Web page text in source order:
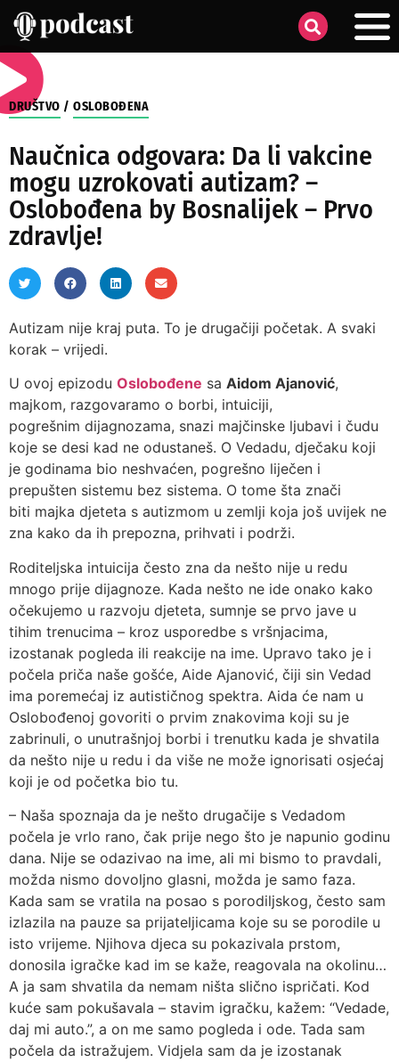
DRUŠTVO / OSLOBOĐENA
Naučnica odgovara: Da li vakcine
mogu uzrokovati autizam? –
Oslobođena by Bosnalijek – Prvo
zdravlje!
Autizam nije kraj puta. To je drugačiji početak. A svaki
korak – vrijedi.
U ovoj epizodu Oslobođene sa Aidom Ajanović,
majkom, razgovaramo o borbi, intuiciji,
pogrešnim dijagnozama, snazi majčinske ljubavi i čudu
koje se desi kad ne odustaneš. O Vedadu, dječaku koji
je godinama bio neshvaćen, pogrešno liječen i
prepušten sistemu bez sistema. O tome šta znači
biti majka djeteta s autizmom u zemlji koja još uvijek ne
zna kako da ih prepozna, prihvati i podrži.
Roditeljska intuicija često zna da nešto nije u redu
mnogo prije dijagnoze. Kada nešto ne ide onako kako
očekujemo u razvoju djeteta, sumnje se prvo jave u
tihim trenucima – kroz usporedbe s vršnjacima,
izostanak pogleda ili reakcije na ime. Upravo tako je i
počela priča naše gošće, Aide Ajanović, čiji sin Vedad
ima poremećaj iz autističnog spektra. Aida će nam u
Oslobođenoj govoriti o prvim znakovima koji su je
zabrinuli, o unutrašnjoj borbi i trenutku kada je shvatila
da nešto nije u redu i da više ne može ignorisati osjećaj
koji je od početka bio tu.
– Naša spoznaja da je nešto drugačije s Vedadom
počela je vrlo rano, čak prije nego što je napunio godinu
dana. Nije se odazivao na ime, ali mi bismo to pravdali,
možda nismo dovoljno glasni, možda je samo faza.
Kada sam se vratila na posao s porodiljskog, često sam
izlazila na pauze sa prijateljicama koje su se porodile u
isto vrijeme. Njihova djeca su pokazivala prstom,
donosila igračke kad im se kaže, reagovala na okolinu…
A ja sam shvatila da nemam ništa slično ispričati. Kod
kuće sam pokušavala – stavim igračku, kažem: “Vedade,
daj mi auto.”, a on me samo pogleda i ode. Tada sam
počela da istražujem. Vidjela sam da je izostanak